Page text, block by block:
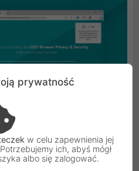
prywatność
w celu zapewnienia jej
ich, abyś mógł
albo się zalogować.